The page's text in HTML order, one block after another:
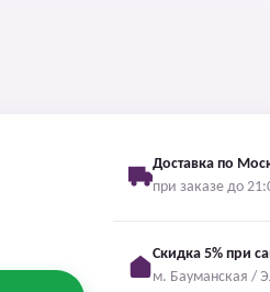
Доставка по
при заказе до
Скидка 5% при
м. Бауманская /